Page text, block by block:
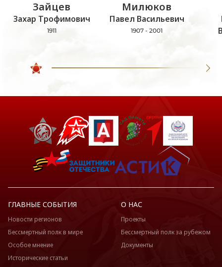
Зайцев
Захар Трофимович
1911
Милюков
Павел Васильевич
1907 - 2001
ГЛАВНЫЕ СОБЫТИЯ
Новости регионов
Бессмертный полк в мире
Особое мнение
Исторические статьи
О НАС
Проекты
Бессмертный полк за рубежом
Документы